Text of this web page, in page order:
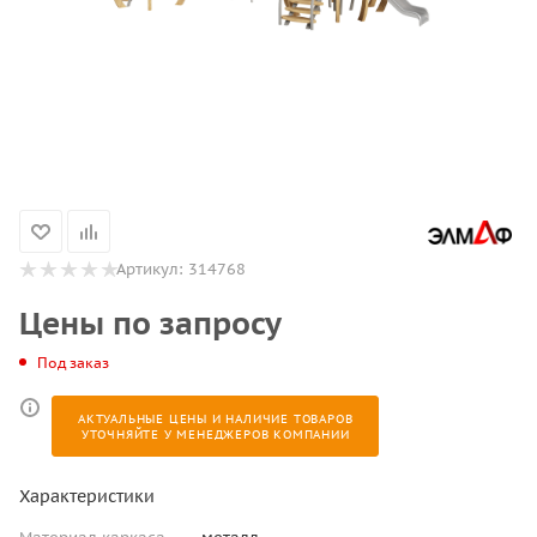
Артикул: 314768
Цены по запросу
Под заказ
АКТУАЛЬНЫЕ ЦЕНЫ И НАЛИЧИЕ ТОВАРОВ
УТОЧНЯЙТЕ У МЕНЕДЖЕРОВ КОМПАНИИ
Характеристики